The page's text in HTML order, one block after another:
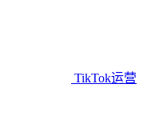
TikTok运营